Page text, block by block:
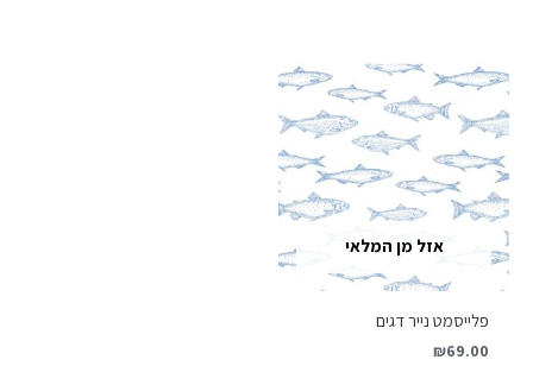
אזל מן המלאי
פלייסמט נייר דגים
₪69.00